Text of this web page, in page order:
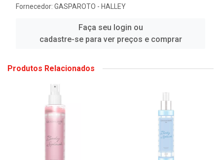
Fornecedor: GASPAROTO - HALLEY
Faça seu login ou
cadastre-se para ver preços e comprar
Produtos Relacionados